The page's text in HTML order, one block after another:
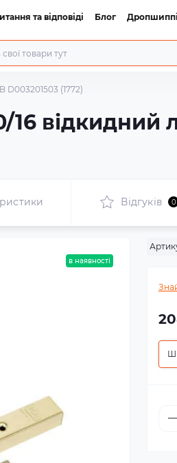
та відповіді Блог
D003201503 (1772)
16 відкидний
Відгуків 0
в наявності